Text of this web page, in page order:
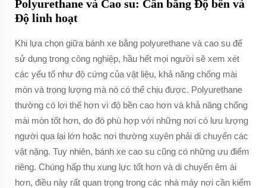
Polyurethane và Cao su: Cân bằng Độ bền và
Độ linh hoạt
Khi lựa chọn giữa bánh xe bằng polyurethane và cao su để
sử dụng trong công nghiệp, hầu hết mọi người sẽ xem xét
các yếu tố như độ cứng của vật liệu, khả năng chống mài
mòn và trọng lượng mà nó có thể chịu được. Polyurethane
thường có lợi thế hơn vì độ bền cao hơn và khả năng chống
mài mòn tốt hơn, do đó phù hợp với những nơi có lưu lượng
người qua lại lớn hoặc nơi thường xuyên phải di chuyển các
vật nặng. Tuy nhiên, bánh xe cao su cũng có những ưu điểm
riêng. Chúng hấp thụ xung lực tốt hơn và di chuyển êm ái
hơn, điều này rất quan trọng trong các nhà máy nơi cần kiểm